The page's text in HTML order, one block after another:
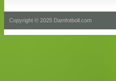
Copyright © 2025 Damfotboll.com